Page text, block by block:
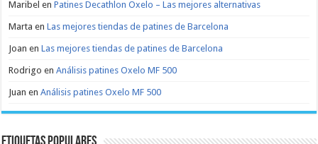
Maribel enPatines Decathlon Oxelo – Las mejores alternativas
Marta enLas mejores tiendas de patines de Barcelona
Joan enLas mejores tiendas de patines de Barcelona
Rodrigo enAnálisis patines Oxelo MF 500
Juan enAnálisis patines Oxelo MF 500